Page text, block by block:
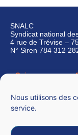
Nous utilisons des
service.
SNALC
Syndicat national
4 rue de Trévise –
N° Siren 784 312
Qui sommes-nous